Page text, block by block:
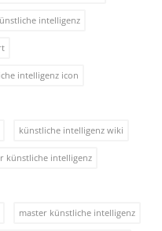
intelligenz
intelligenz icon
künstliche intelligenz wiki
künstliche intelligenz
master künstliche intelligenz